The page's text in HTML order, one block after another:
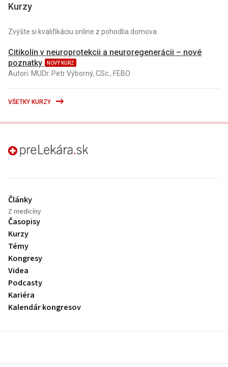
Kurzy
Zvýšte si kvalifikáciu online z pohodlia domova
Citikolín v neuroprotekcii a neuroregenerácii – nové
poznatky
NOVÝ KURZ
Autori: MUDr. Petr Výborný, CSc., FEBO
VŠETKY KURZY
preLekára.sk
Články
Z medicíny
Časopisy
Kurzy
Témy
Kongresy
Videa
Podcasty
Kariéra
Kalendár kongresov